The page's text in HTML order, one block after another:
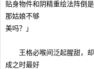
贴身物件和阴精重绘法阵倒
那姑娘不够
美吗？」
王格必喉间泛起腥甜，却
成之时最好